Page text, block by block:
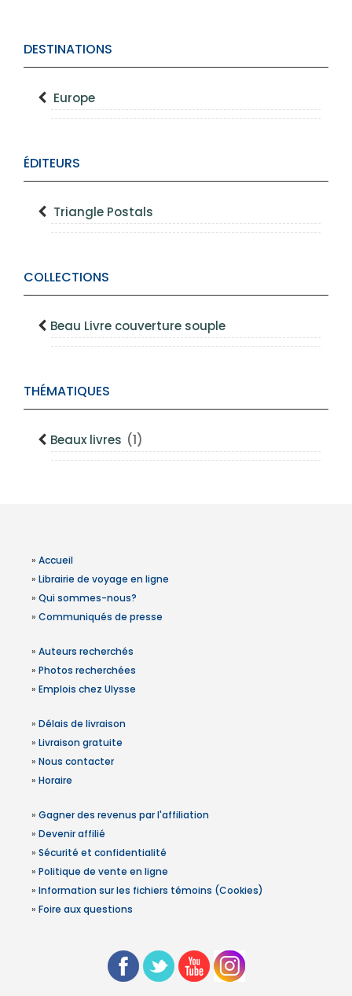
DESTINATIONS
Europe
ÉDITEURS
Triangle Postals
COLLECTIONS
Beau Livre couverture souple
THÉMATIQUES
Beaux livres (1)
» Accueil
» Librairie de voyage en ligne
» Qui sommes-nous?
» Communiqués de presse
» Auteurs recherchés
» Photos recherchées
» Emplois chez Ulysse
» Délais de livraison
» Livraison gratuite
» Nous contacter
» Horaire
» Gagner des revenus par l'affiliation
» Devenir affilié
» Sécurité et confidentialité
» Politique de vente en ligne
» Information sur les fichiers témoins (Cookies)
» Foire aux questions